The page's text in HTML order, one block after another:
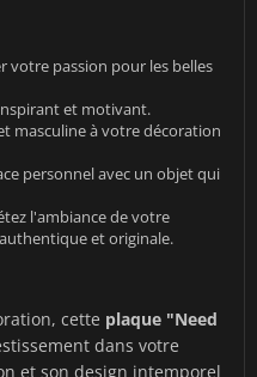
votre passion pour les belles
et motivant.
masculine à votre décoration
personnel avec un objet qui
l'ambiance de votre
et originale.
cette plaque "Need
dans votre
et son design intemporel